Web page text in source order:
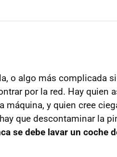
o algo más complicada
por la red. Hay quien
máquina, y quien cree
que descontaminar la
se debe lavar un coche